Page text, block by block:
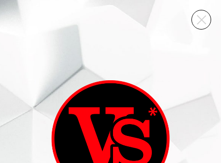
ВИННЫЙ СКЛАД